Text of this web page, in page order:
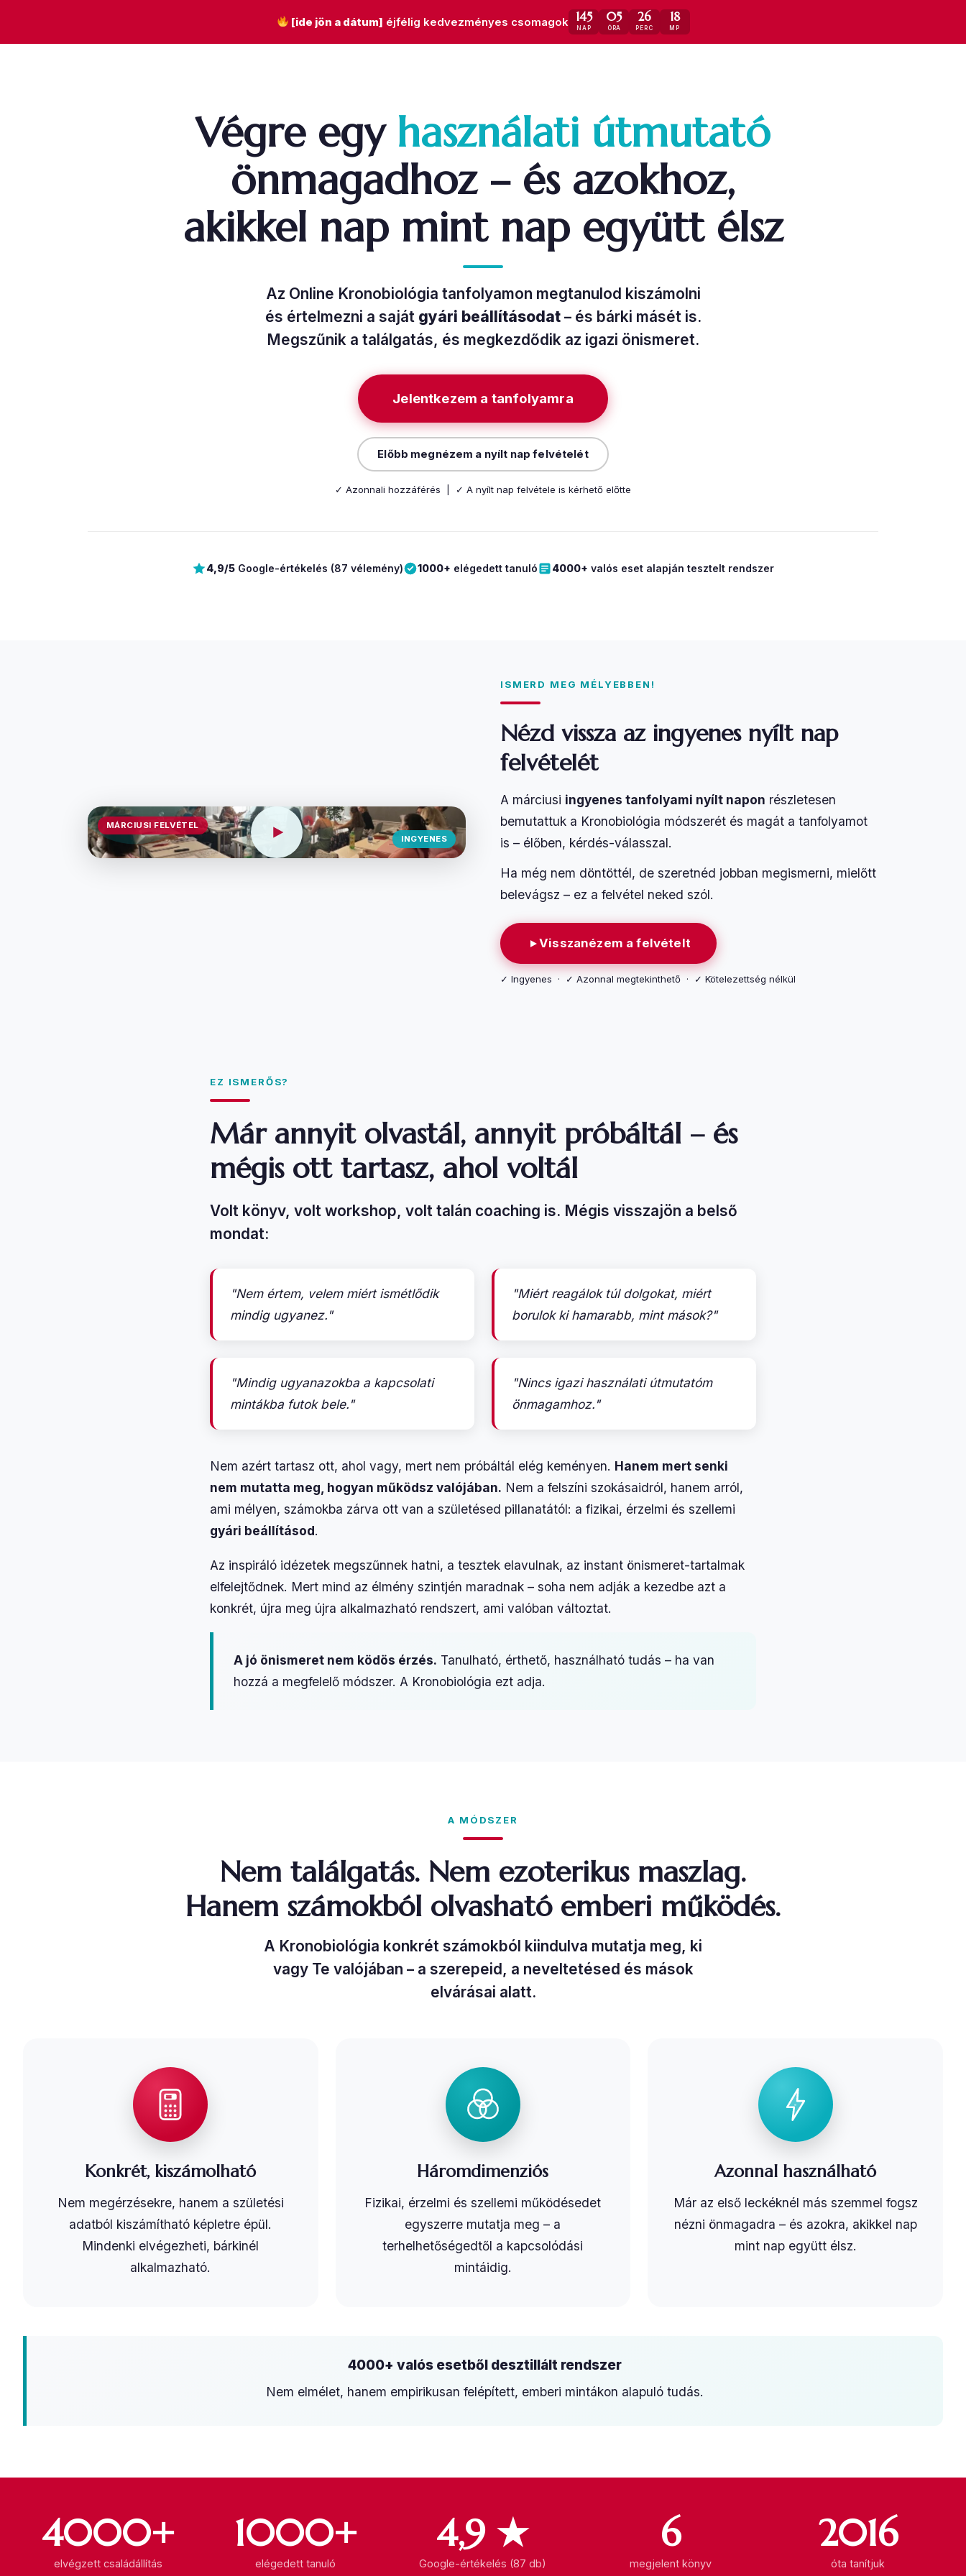
[ide jön a dátum] éjfélig kedvezményes csomagok 145
NAP
05
ÓRA
26
PERC
17
MP
Végre egy használati útmutató
önmagadhoz – és azokhoz,
akikkel nap mint nap együtt élsz
Az Online Kronobiológia tanfolyamon megtanulod kiszámolni
és értelmezni a saját gyári beállításodat– és bárki másét is.
Megszűnik a találgatás, és megkezdődik az igazi önismeret.
Jelentkezem a tanfolyamra
Előbb megnézem a nyílt nap felvételét
✓ Azonnali hozzáférés | ✓ A nyílt nap felvétele is kérhető előtte
4,9/5 Google-értékelés (87 vélemény) 1000+ elégedett tanuló 4000+ valós eset alapján tesztelt rendszer
MÁRCIUSI FELVÉTEL
INGYENES
ISMERD MEG MÉLYEBBEN!
Nézd vissza az ingyenes nyílt nap
felvételét
A márciusi ingyenes tanfolyami nyílt napon részletesen
bemutattuk a Kronobiológia módszerét és magát a tanfolyamot
is – élőben, kérdés-válasszal.
Ha még nem döntöttél, de szeretnéd jobban megismerni, mielőtt
belevágsz – ez a felvétel neked szól.
Visszanézem a felvételt
✓ Ingyenes · ✓ Azonnal megtekinthető · ✓ Kötelezettség nélkül
EZ ISMERŐS?
Már annyit olvastál, annyit próbáltál – és
mégis ott tartasz, ahol voltál
Volt könyv, volt workshop, volt talán coaching is. Mégis visszajön a belső
mondat:
"Nem értem, velem miért ismétlődik
mindig ugyanez."
"Miért reagálok túl dolgokat, miért
borulok ki hamarabb, mint mások?"
"Mindig ugyanazokba a kapcsolati
mintákba futok bele."
"Nincs igazi használati útmutatóm
önmagamhoz."
Nem azért tartasz ott, ahol vagy, mert nem próbáltál elég keményen. Hanem mert senki
nem mutatta meg, hogyan működsz valójában. Nem a felszíni szokásaidról, hanem arról,
ami mélyen, számokba zárva ott van a születésed pillanatától: a fizikai, érzelmi és szellemi
gyári beállításod.
Az inspiráló idézetek megszűnnek hatni, a tesztek elavulnak, az instant önismeret-tartalmak
elfelejtődnek. Mert mind az élmény szintjén maradnak – soha nem adják a kezedbe azt a
konkrét, újra meg újra alkalmazható rendszert, ami valóban változtat.
A jó önismeret nem ködös érzés. Tanulható, érthető, használható tudás – ha van
hozzá a megfelelő módszer. A Kronobiológia ezt adja.
A MÓDSZER
Nem találgatás. Nem ezoterikus maszlag.
Hanem számokból olvasható emberi működés.
A Kronobiológia konkrét számokból kiindulva mutatja meg, ki
vagy Te valójában – a szerepeid, a neveltetésed és mások
elvárásai alatt.
Konkrét, kiszámolható
Nem megérzésekre, hanem a születési
adatból kiszámítható képletre épül.
Mindenki elvégezheti, bárkinél
alkalmazható.
Háromdimenziós
Fizikai, érzelmi és szellemi működésedet
egyszerre mutatja meg – a
terhelhetőségedtől a kapcsolódási
mintáidig.
Azonnal használható
Már az első leckéknél más szemmel fogsz
nézni önmagadra – és azokra, akikkel nap
mint nap együtt élsz.
4000+ valós esetből desztillált rendszer
Nem elmélet, hanem empirikusan felépített, emberi mintákon alapuló tudás.
4000+
elvégzett családállítás
1000+
elégedett tanuló
4,9 ★
Google-értékelés (87 db)
6
megjelent könyv
2016
óta tanítjuk